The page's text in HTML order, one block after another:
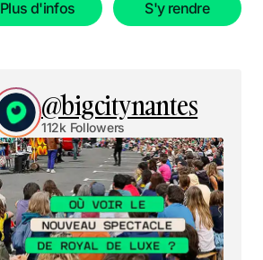
Plus d'infos S'y rendre
@bigcitynantes
112k Followers